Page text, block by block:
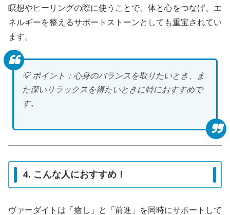
瞑想やヒーリングの際に使うことで、体と心をつなげ、エ
ネルギーを整えるサポートストーンとしても重宝されてい
ます。
💡 ポイント：心身のバランスを取りたいとき、ま
た深いリラックスを得たいときに特におすすめで
す。
4. こんな人におすすめ！
ヴァーダイトは「癒し」と「前進」を同時にサポートして